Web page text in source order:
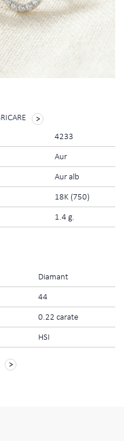
4233
Aur
Aur alb
18K (750)
1.4 g.
Diamant
44
0.22 carate
HSI